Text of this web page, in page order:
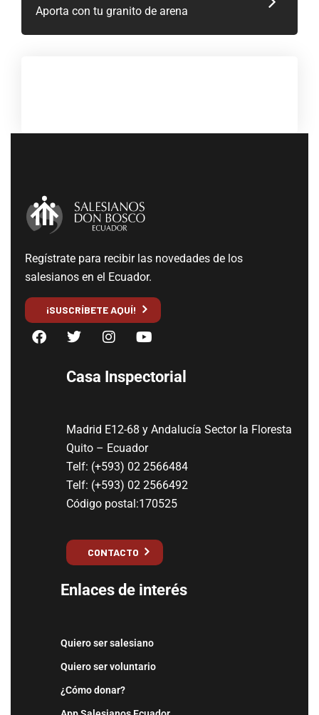
Aporta con tu granito de arena
Regístrate para recibir las novedades de los
salesianos en el Ecuador.
¡SUSCRÍBETE AQUÍ!
Casa Inspectorial
Madrid E12-68 y Andalucía Sector la Floresta
Quito – Ecuador
Telf: (+593) 02 2566484
Telf: (+593) 02 2566492
Código postal:170525
CONTACTO
Enlaces de interés
Quiero ser salesiano
Quiero ser voluntario
¿Cómo donar?